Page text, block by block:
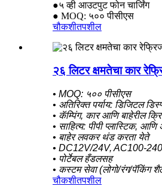
●५ व्ही आउटपुट फोन चार्जिंग
● MOQ: ५०० पीसीएस
चौकशीतपशील
२६ लिटर क्षमतेचा कार
• MOQ: ५०० पीसीएस
• अतिरिक्त पर्याय: डिजिटल
• कॅम्पिंग, कार आणि बाहेरील
• साहित्य: पीपी प्लास्टिक,
• बाहेर लवकर थंड करता येते
• DC12V/24V, AC100-
• पोर्टेबल हँडलसह
• कस्टम सेवा (लोगो/रंग/पॅकिंग
चौकशीतपशील